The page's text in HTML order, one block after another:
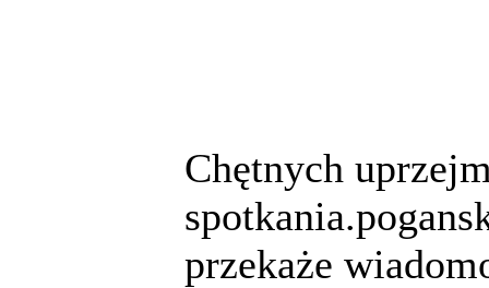
Chętnych
przekaże